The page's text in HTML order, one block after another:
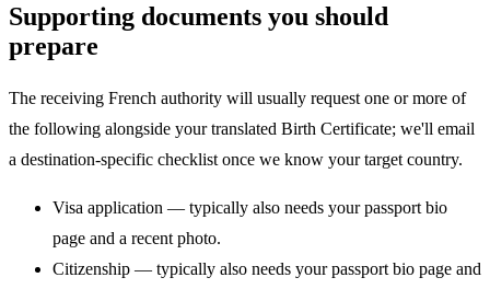
Supporting documents you should
prepare
The receiving French authority will usually request one or more of
the following alongside your translated Birth Certificate; we'll email
a destination-specific checklist once we know your target country.
Visa application — typically also needs your passport bio
page and a recent photo.
Citizenship — typically also needs your passport bio page and